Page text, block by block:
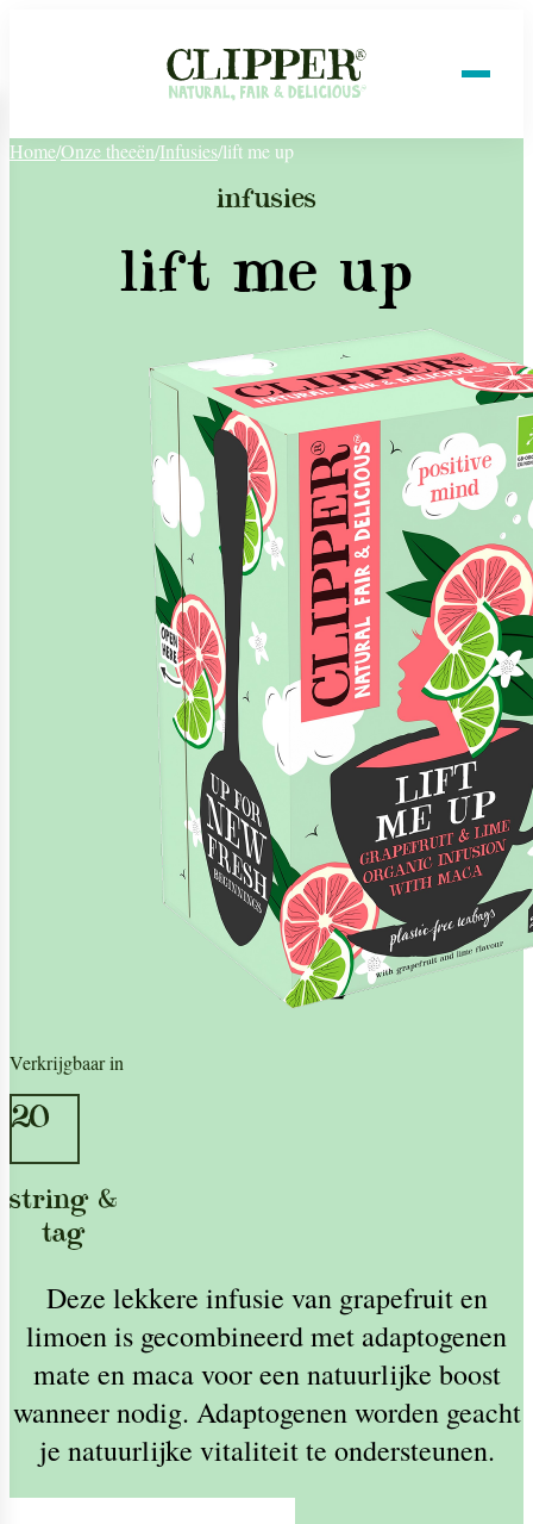
Home/Onze theeën/Infusies/lift me up
infusies
lift me up
Verkrijgbaar in
20
string &
tag
Deze lekkere infusie van grapefruit en
limoen is gecombineerd met adaptogenen
mate en maca voor een natuurlijke boost
wanneer nodig. Adaptogenen worden geacht
je natuurlijke vitaliteit te ondersteunen.